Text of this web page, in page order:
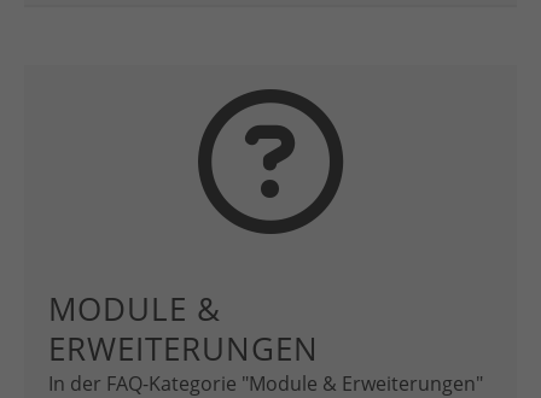
MODULE &
ERWEITERUNGEN
In der FAQ-Kategorie "Module & Erweiterungen"